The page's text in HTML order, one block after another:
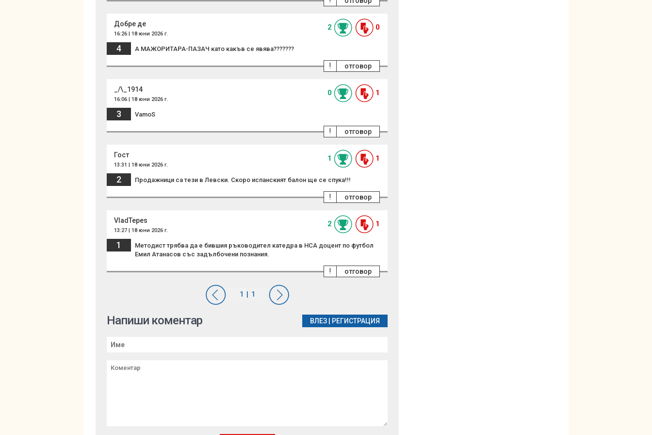
Добре де
16:26 | 18 юни 2026 г.
2 0
4 А МАЖОРИТАРА-ПАЗАЧ като какъв се явява???????
отговор
!
_/\_1914
16:06 | 18 юни 2026 г.
0 1
3 VamoS
отговор
!
Гост
13:31 | 18 юни 2026 г.
1 1
2 Продажници са тези в Левски. Скоро испанският балон ще се спука!!!
отговор
!
VladTepes
13:27 | 18 юни 2026 г.
2 1
1
Методист трябва да е бившия ръководител катедра в НСА доцент по футбол
Емил Атанасов със задълбочени познания.
отговор
!
Напиши коментар ВЛЕЗ РЕГИСТРАЦИЯ